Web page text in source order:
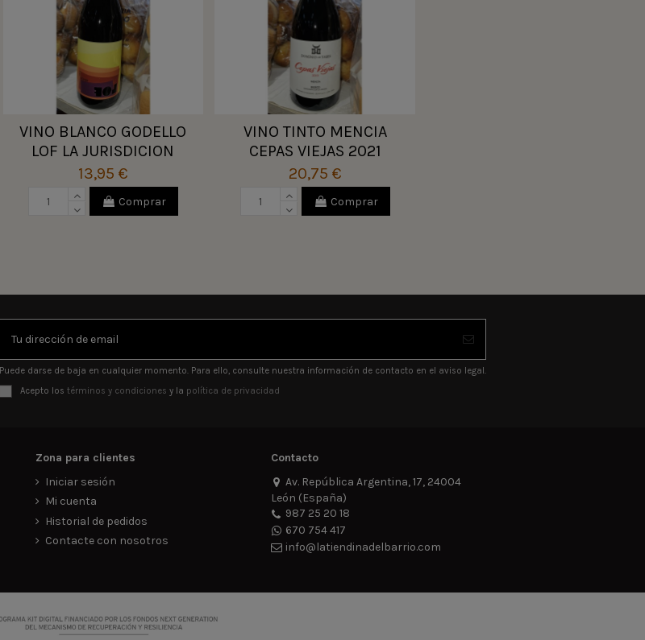
VINO BLANCO GODELLO
LOF LA JURISDICION
13,95 €
Comprar
VINO TINTO MENCIA
CEPAS VIEJAS 2021
20,75 €
Comprar
Puede darse de baja en cualquier momento. Para ello, consulte nuestra información de contacto en el aviso legal.
Acepto los términos y condiciones y la política de privacidad
Zona para clientes
Iniciar sesión
Mi cuenta
Historial de pedidos
Contacte con nosotros
Contacto
Av. República Argentina, 17, 24004
León (España)
987 25 20 18
670 754 417
info@latiendinadelbarrio.com